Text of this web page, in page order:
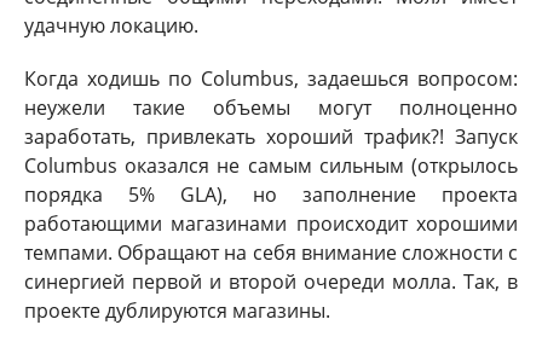
удачную локацию.
Когда ходишь по Columbus, задаешься вопросом:
неужели такие объемы могут полноценно
заработать, привлекать хороший трафик?! Запуск
Columbus оказался не самым сильным (открылось
порядка 5% GLA), но заполнение проекта
работающими магазинами происходит хорошими
темпами. Обращают на себя внимание сложности с
синергией первой и второй очереди молла. Так, в
проекте дублируются магазины.